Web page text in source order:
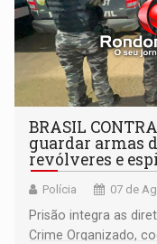
BRASIL
guardar armas
revólveres e
Polícia 07 de
Prisão integra as
Crime Organizado,